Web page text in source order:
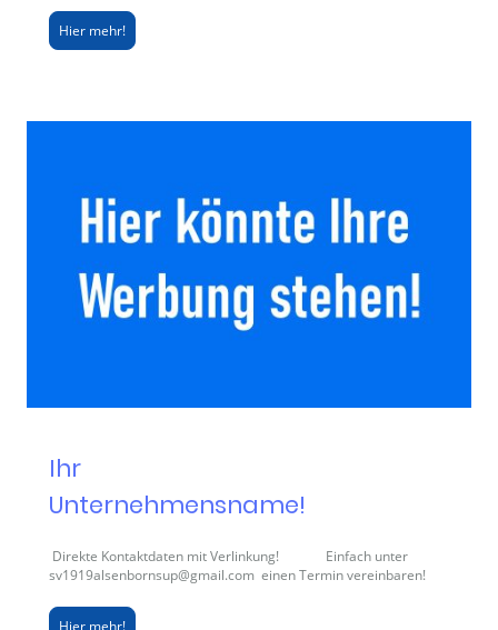
Hier mehr!
Ihr
Unternehmensname!
Direkte Kontaktdaten mit Verlinkung! Einfach unter
sv1919alsenbornsup@gmail.com einen Termin vereinbaren!